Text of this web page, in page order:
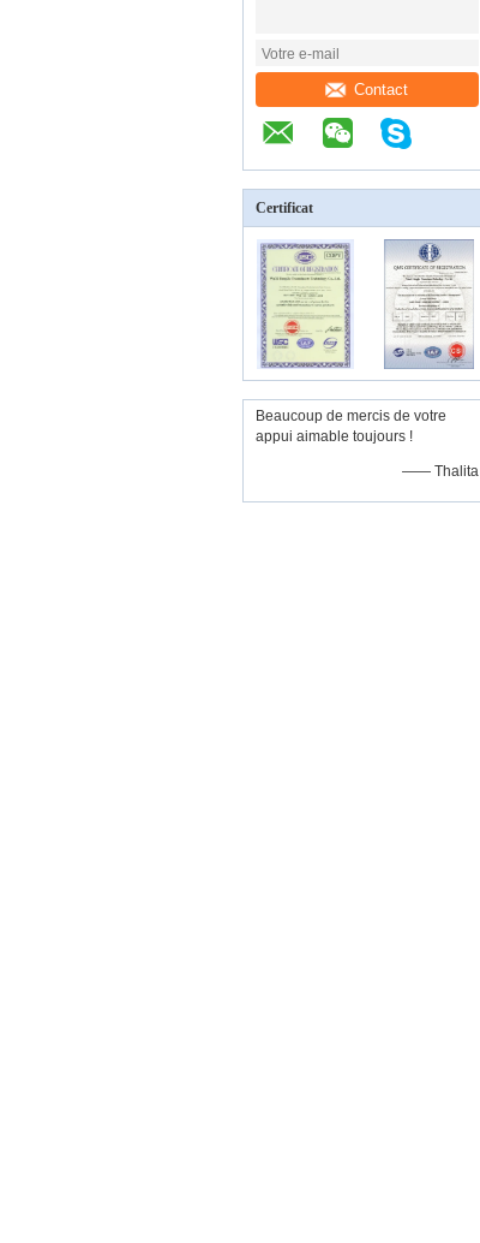
Contact
Certificat
Beaucoup de mercis de votre
appui aimable toujours !
—— Thalita